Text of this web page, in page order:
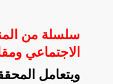
سلسلة من
الاجتماعي
ويتعامل